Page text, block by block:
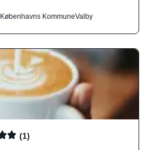
Københavns KommuneValby
(1)